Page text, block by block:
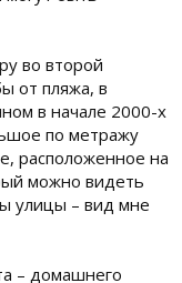
во второй
от пляжа, в
в начале 2000-х
по метражу
расположенное на
можно видеть
улицы – вид мне
– домашнего